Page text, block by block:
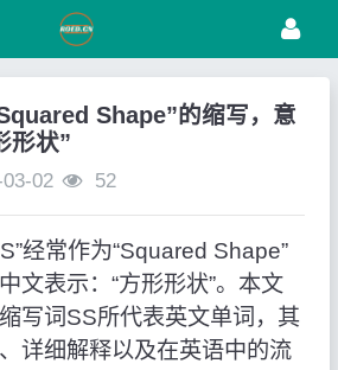
Shape”的缩写，意
形状”
02 52
经常作为“Squared Shape”
文表示：“方形形状”。本文
写词SS所代表英文单词，其
详细解释以及在英语中的流